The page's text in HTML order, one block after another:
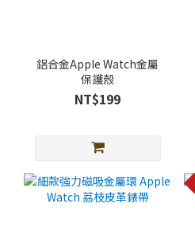
鋁合金Apple Watch金屬
保護殼
NT$199